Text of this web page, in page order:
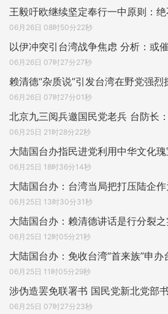
王毅吁欧继续坚定奉行一中原则：绝
06月26日 08时50分22秒
以伊冲突引台湾战争焦虑 分析：或
06月26日 07时27分27秒
赖清德“杂质说”引发台湾在野党强烈
06月26日 07时27分01秒
北京九三阅兵邀国民党老兵 台防长
06月25日 21时28分22秒
大陆国台办指民进党利用中华文化
06月25日 18时36分14秒
大陆国台办：台湾当局把打压陆企
06月25日 13时30分31秒
大陆国台办：赖清德讲话是行分裂之
06月25日 12时05分21秒
大陆国台办：免收台湾“首来族”申办
06月25日 11时05分29秒
涉伪造罢免联署书 国民党新北党部
06月25日 07时27分23秒